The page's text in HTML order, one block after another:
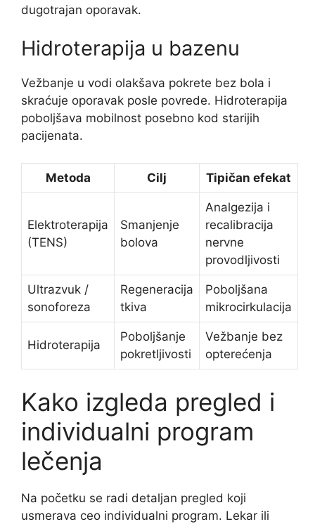
dugotrajan oporavak.
Hidroterapija u bazenu
Vežbanje u vodi olakšava pokrete bez bola i
skraćuje oporavak posle povrede. Hidroterapija
poboljšava mobilnost posebno kod starijih
pacijenata.
Metoda Cilj Tipičan efekat
Elektroterapija
(TENS)
Smanjenje
bolova
Analgezija i
recalibracija
nervne
provodljivosti
Ultrazvuk /
sonoforeza
Regeneracija
tkiva
Poboljšana
mikrocirkulacija
Hidroterapija
Poboljšanje
pokretljivosti
Vežbanje bez
opterećenja
Kako izgleda pregled i
individualni program
lečenja
Na početku se radi detaljan pregled koji
usmerava ceo individualni program. Lekar ili